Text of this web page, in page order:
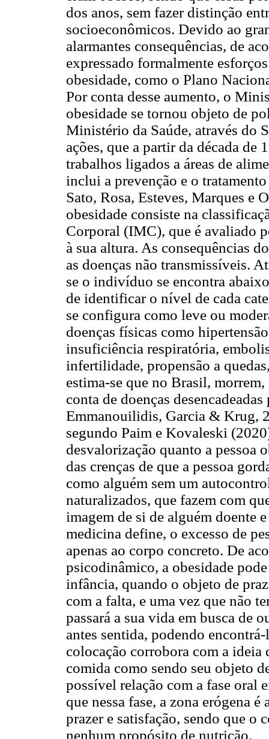
dos anos, sem fazer distinção
socioeconômicos. Devido ao
alarmantes consequências, de
expressado formalmente
obesidade, como o Plano
Por conta desse aumento, o
obesidade se tornou objeto de
Ministério da Saúde, através do
ações, que a partir da década
trabalhos ligados a áreas de
inclui a prevenção e o
Sato, Rosa, Esteves, Marques e
obesidade consiste na
Corporal (IMC), que é avaliado
à sua altura. As consequências
as doenças não transmissíveis.
se o indivíduo se encontra
de identificar o nível de cada
se configura como leve ou
doenças físicas como
insuficiência respiratória,
infertilidade, propensão a
estima-se que no Brasil,
conta de doenças
Emmanouilidis, Garcia & Krug,
segundo Paim e Kovaleski
desvalorização quanto a pessoa
das crenças de que a pessoa
como alguém sem um
naturalizados, que fazem com
imagem de si de alguém doente
medicina define, o excesso de
apenas ao corpo concreto. De
psicodinâmico, a obesidade
infância, quando o objeto de
com a falta, e uma vez que não
passará a sua vida em busca de
antes sentida, podendo
colocação corrobora com a
comida como sendo seu objeto
possível relação com a fase oral
que nessa fase, a zona erógena
prazer e satisfação, sendo que o
nenhum propósito de nutrição.